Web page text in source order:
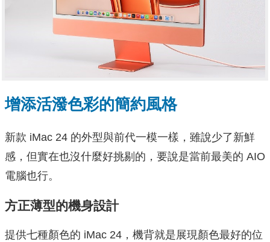
增添活潑色彩的簡約風格
新款 iMac 24 的外型與前代一模一樣，雖說少了新鮮
感，但實在也沒什麼好挑剔的，要說是當前最美的 AIO
電腦也行。
方正薄型的機身設計
提供七種顏色的 iMac 24，機背就是展現顏色最好的位